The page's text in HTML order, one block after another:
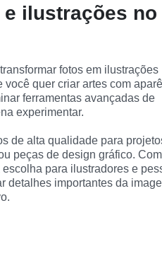
ilustrações no
fotos em ilustrações
quer criar artes com
ferramentas avançadas de
experimentar.
de alta qualidade para
peças de design gráfico.
para ilustradores e
detalhes importantes da